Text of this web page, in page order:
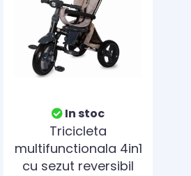
In stoc
Tricicleta
multifunctionala 4in1
cu sezut reversibil